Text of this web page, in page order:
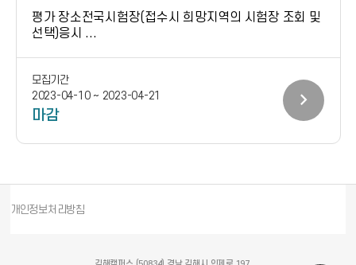
평가 장소전국시험장(접수시 희망지역의 시험장 조회 및
선택)응시 ...
모집기간
2023-04-10 ~ 2023-04-21
마감
chevron_right
개인정보처리방침